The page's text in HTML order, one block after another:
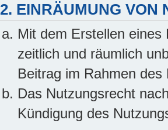
2. EINRÄUMUNG VON
Mit dem Erstellen
zeitlich und räumlich
Beitrag im Rahmen
Das Nutzungsrecht
Kündigung des